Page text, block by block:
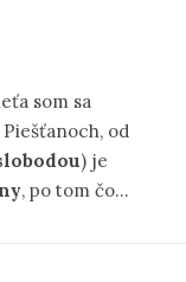
som sa
od
) je
, po tom čo